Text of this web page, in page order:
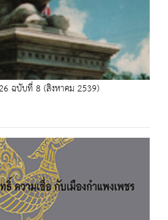
ฉบับที่ 8 (สิงหาคม 2539)